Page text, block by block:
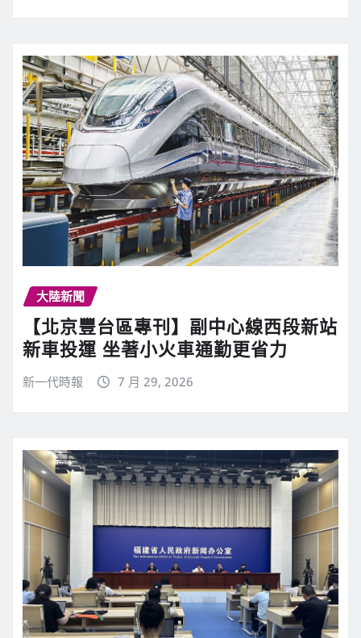
大陸新聞
【北京豐台區專刊】副中心線西段新站
新車投運 坐著小火車通勤更省力
新一代時報 7 月 29, 2026